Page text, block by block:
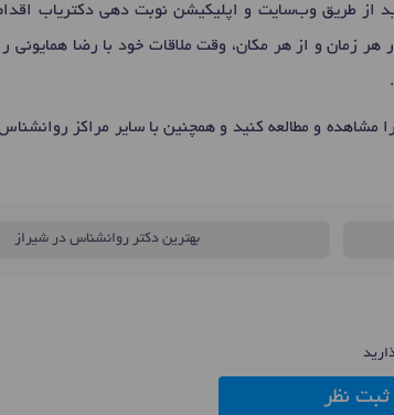
از طریق وب‌سایت و اپلیکیشن نوبت دهی دکتریاب اقدام
زمان و از هر مکان، وقت ملاقات خود با رضا همایونی
مشاهده و مطالعه کنید و همچنین با سایر مراکز
بهترین دکتر روانشناس در شیراز
ثبت نظر